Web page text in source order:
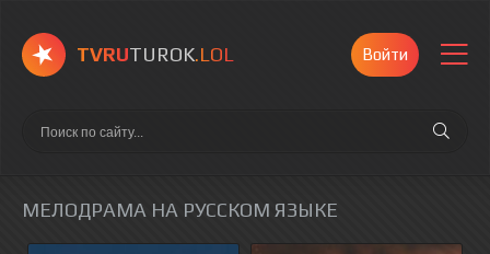
TVRUTUROK.LOL Войти
МЕЛОДРАМА НА РУССКОМ ЯЗЫКЕ